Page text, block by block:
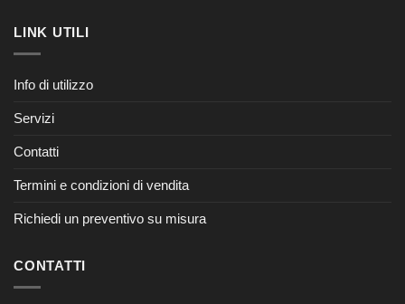
LINK UTILI
Info di utilizzo
Servizi
Contatti
Termini e condizioni di vendita
Richiedi un preventivo su misura
CONTATTI